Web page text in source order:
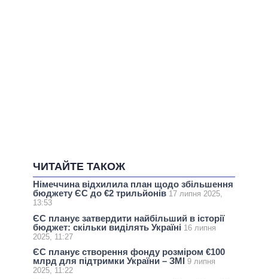
ЧИТАЙТЕ ТАКОЖ
Німеччина відхилила план щодо збільшення
бюджету ЄС до €2 трильйонів 17 липня 2025,
13:53
ЄС планує затвердити найбільший в історії
бюджет: скільки виділять Україні 16 липня
2025, 11:27
ЄС планує створення фонду розміром €100
млрд для підтримки України – ЗМI 9 липня
2025, 11:22